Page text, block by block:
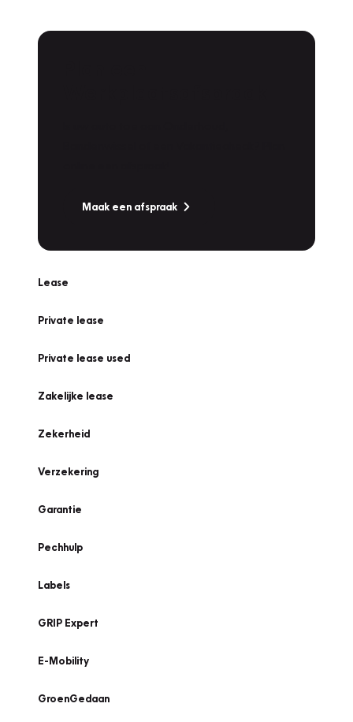
Maak een afspraak
Lease
Private lease
Private lease used
Zakelijke lease
Zekerheid
Verzekering
Garantie
Pechhulp
Labels
GRIP Expert
E-Mobility
GroenGedaan